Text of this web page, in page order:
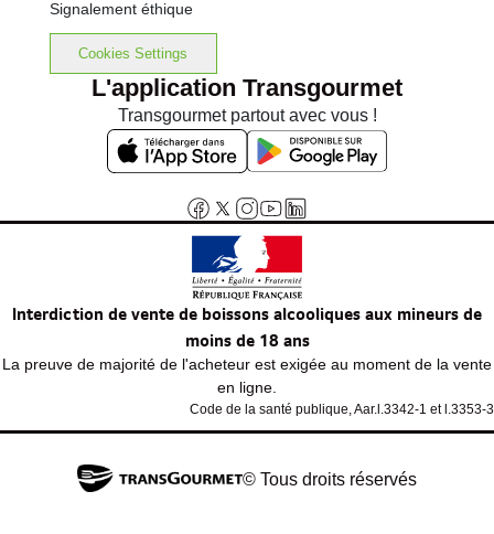
Signalement éthique
Cookies Settings
L'application Transgourmet
Transgourmet partout avec vous !
Interdiction de vente de boissons alcooliques aux mineurs de
moins de 18 ans
La preuve de majorité de l'acheteur est exigée au moment de la vente
en ligne.
Code de la santé publique, Aar.l.3342-1 et l.3353-3
© Tous droits réservés